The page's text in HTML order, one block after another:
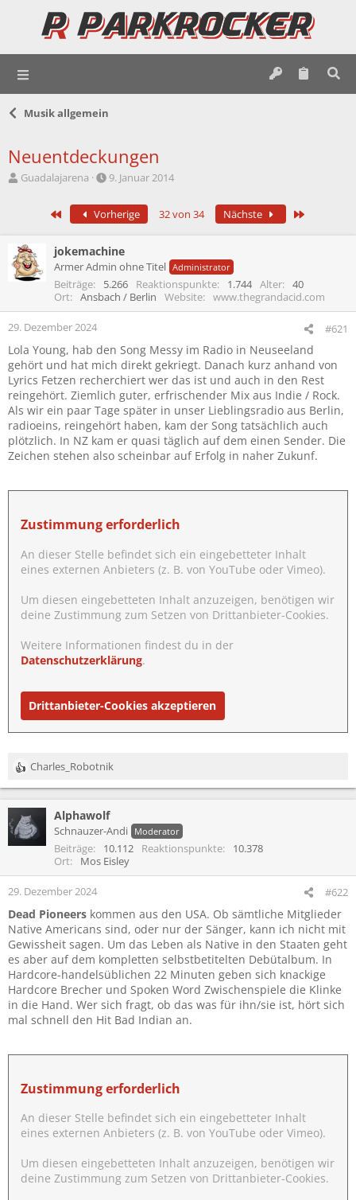
Musik allgemein
Neuentdeckungen
E
l
l
e
Guadalajarena
E
s
t
l
l
a
m
9. Januar 2014
Erste Vorherige 32 von 34 Nächste
jokemachine
Armer Admin ohne Titel Administrator
Beiträge 5.266 Reaktionspunkte 1.744 Alter
40
Ort
Ansbach / Berlin Website www.thegrandacid.com
29. Dezember 2024 #621
Lola Young, hab den Song Messy im Radio in Neuseeland
gehört und hat mich direkt gekriegt. Danach kurz anhand von
Lyrics Fetzen recherchiert wer das ist und auch in den Rest
reingehört. Ziemlich guter, erfrischender Mix aus Indie / Rock.
Als wir ein paar Tage später in unser Lieblingsradio aus Berlin,
radioeins, reingehört haben, kam der Song tatsächlich auch
plötzlich. In NZ kam er quasi täglich auf dem einen Sender. Die
Zeichen stehen also scheinbar auf Erfolg in naher Zukunf.
Zustimmung erforderlich
An dieser Stelle befindet sich ein eingebetteter Inhalt
eines externen Anbieters (z. B. von YouTube oder Vimeo).
Um diesen eingebetteten Inhalt anzuzeigen, benötigen wir
deine Zustimmung zum Setzen von Drittanbieter-Cookies.
Weitere Informationen findest du in der
Datenschutzerklärung.
Drittanbieter-Cookies akzeptieren
R
e
t
i
n
e
:
Charles_Robotnik
Alphawolf
Schnauzer-Andi Moderator
Beiträge 10.112 Reaktionspunkte
10.378
Ort
Mos Eisley
29. Dezember 2024 #622
Dead Pioneers kommen aus den USA. Ob sämtliche Mitglieder
Native Americans sind, oder nur der Sänger, kann ich nicht mit
Gewissheit sagen. Um das Leben als Native in den Staaten geht
es aber auf dem kompletten selbstbetitelten Debütalbum. In
Hardcore-handelsüblichen 22 Minuten geben sich knackige
Hardcore Brecher und Spoken Word Zwischenspiele die Klinke
in die Hand. Wer sich fragt, ob das was für ihn/sie ist, hört sich
mal schnell den Hit Bad Indian an.
Zustimmung erforderlich
An dieser Stelle befindet sich ein eingebetteter Inhalt
eines externen Anbieters (z. B. von YouTube oder Vimeo).
Um diesen eingebetteten Inhalt anzuzeigen, benötigen wir
deine Zustimmung zum Setzen von Drittanbieter-Cookies.